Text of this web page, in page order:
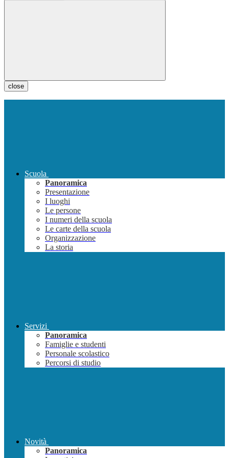
close
Scuola
Panoramica
Presentazione
I luoghi
Le persone
I numeri della scuola
Le carte della scuola
Organizzazione
La storia
Servizi
Panoramica
Famiglie e studenti
Personale scolastico
Percorsi di studio
Novità
Panoramica